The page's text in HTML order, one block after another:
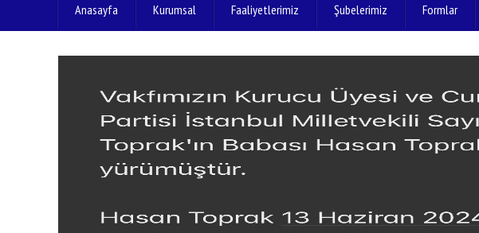
Anasayfa Kurumsal Faaliyetlerimiz Şubelerimiz Formlar